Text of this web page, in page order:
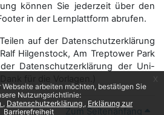
arbeiten möchten, bestätigen Sie
Nutzungsrichtlinie:
Datenschutzerklärung
Erklärung zur
Barrierefreiheit
können Sie jederzeit über den
in der Lernplattform abrufen.
auf der Datenschutzerklärung
Hilgenstock, Am Treptower Park
Datenschutzerklärung der Uni-
Zum Seitenanfang